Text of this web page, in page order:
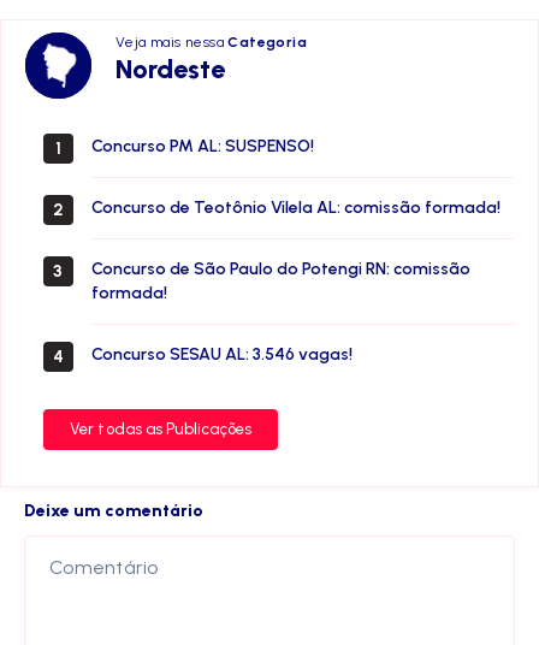
Veja mais nessaCategoria
Nordeste
Nordeste
1 Concurso PM AL: SUSPENSO!
2 Concurso de Teotônio Vilela AL: comissão formada!
3
Concurso de São Paulo do Potengi RN: comissão
formada!
4 Concurso SESAU AL: 3.546 vagas!
Ver todas as Publicações
Deixe um comentário